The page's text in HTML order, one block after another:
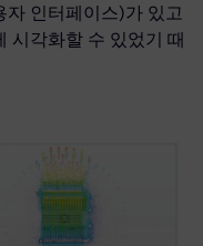
자 인터페이스)가 있고
시각화할 수 있었기 때